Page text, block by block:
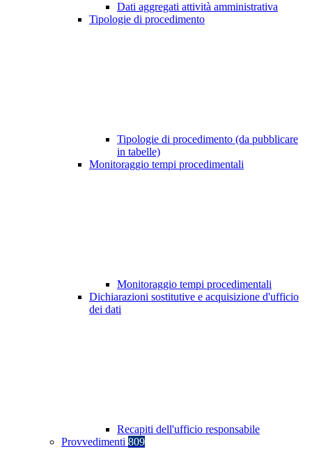
Dati aggregati attività amministrativa
Tipologie di procedimento
Tipologie di procedimento (da pubblicare
in tabelle)
Monitoraggio tempi procedimentali
Monitoraggio tempi procedimentali
Dichiarazioni sostitutive e acquisizione d'ufficio
dei dati
Recapiti dell'ufficio responsabile
Provvedimenti 809